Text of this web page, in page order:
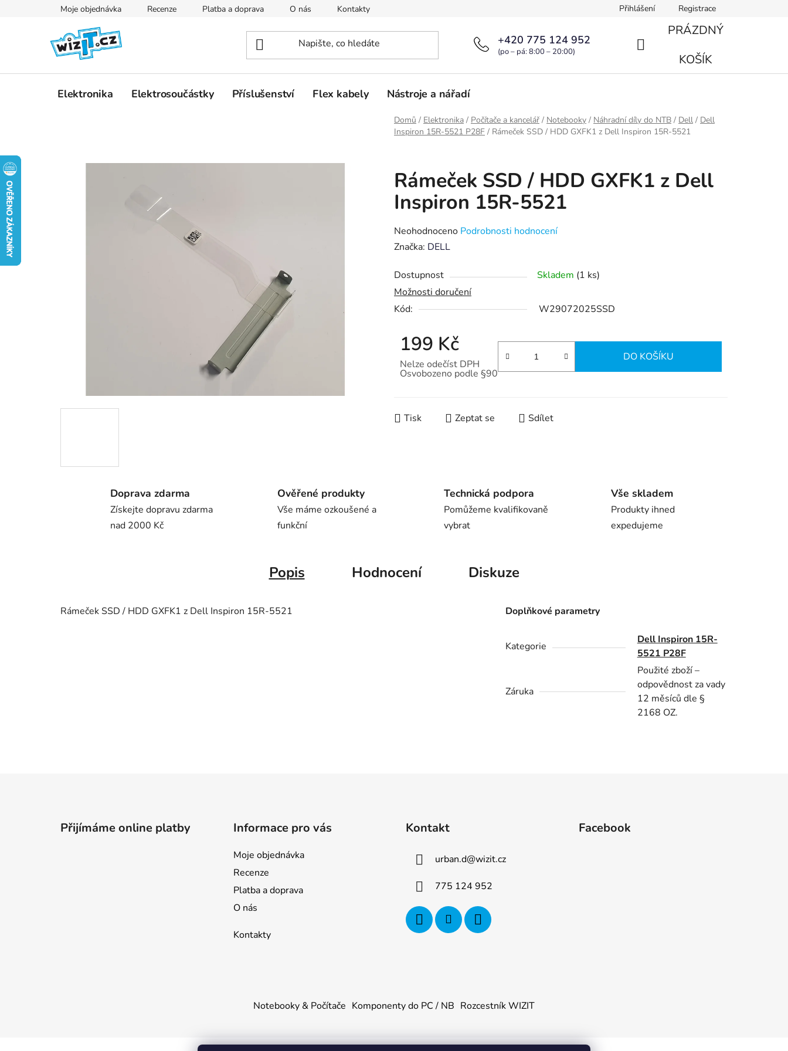
Moje objednávka Recenze Platba a doprava O nás Kontakty Přihlášení Registrace
+420 775 124 952
(po – pá: 8:00 – 20:00)
NÁKUPNÍ
PRÁZDNÝ
KOŠÍK
Elektronika Elektrosoučástky Příslušenství Flex kabely Nástroje a nářadí
Domů / Elektronika / Počítače a kancelář / Notebooky / Náhradní díly do NTB / Dell / Dell
Inspiron 15R-5521 P28F / Rámeček SSD / HDD GXFK1 z Dell Inspiron 15R-5521
Rámeček SSD / HDD GXFK1 z Dell
Inspiron 15R-5521
Průměrné
hodnocení
je
0,0
z
hvězdiček.
Neohodnoceno Podrobnosti hodnocení
Značka: DELL
Dostupnost Skladem (1 ks)
Možnosti doručení
Kód:
W29072025SSD
199 Kč
Nelze odečíst DPH
Osvobozeno podle §90
DO KOŠÍKU
Tisk Zeptat se Sdílet
Doprava zdarma
Získejte dopravu zdarma
nad 2000 Kč
Ověřené produkty
Vše máme ozkoušené a
funkční
Technická podpora
Pomůžeme kvalifikovaně
vybrat
Vše skladem
Produkty ihned
expedujeme
Popis Hodnocení Diskuze
Rámeček SSD / HDD GXFK1 z Dell Inspiron 15R-5521 Doplňkové parametry
Kategorie
Dell Inspiron 15R-
5521 P28F
Záruka
Použité zboží –
odpovědnost za vady
12 měsíců dle §
2168 OZ.
Přijímáme online platby Informace pro vás
Moje objednávka
Recenze
Platba a doprava
O nás
Kontakty
Kontakt
urban.d@wizit.cz
775 124 952
Facebook
Notebooky & Počítače Komponenty do PC / NB Rozcestník WIZIT